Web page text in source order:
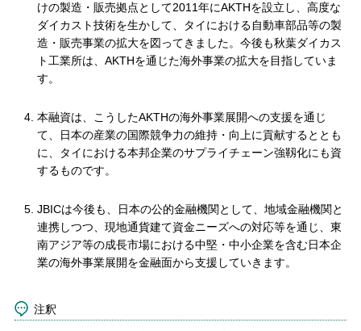
けの製造・販売拠点として2011年にAKTHを設立し、高度な
ダイカスト技術を生かして、タイにおける自動車部品等の製
造・販売事業の拡大を図ってきました。今後も秋葉ダイカス
ト工業所は、AKTHを通じた海外事業の拡大を目指していま
す。
本融資は、こうしたAKTHの海外事業展開への支援を通じ
て、日本の産業の国際競争力の維持・向上に貢献するととも
に、タイにおける本邦企業のサプライチェーン強靱化にも資
するものです。
JBICは今後も、日本の公的金融機関として、地域金融機関と
連携しつつ、現地通貨建て資金ニーズへの対応等を通じ、東
南アジア等の成長市場における中堅・中小企業を含む日本企
業の海外事業展開を金融面から支援していきます。
注釈